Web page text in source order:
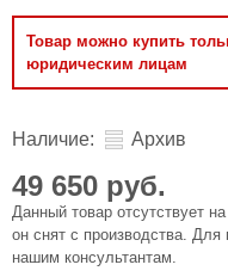
Товар можно купить
юридическим лицам
Наличие: Архив
49 650 руб.
Данный товар отсутствует
он снят с производства. Для
нашим консультантам.